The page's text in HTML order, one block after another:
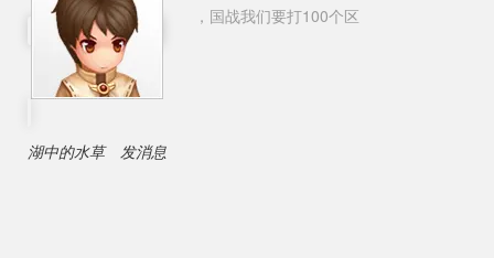
湖中的水草 发消息
，国战我们要打100个区